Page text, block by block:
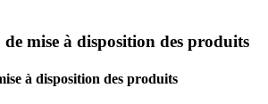
mise à disposition des produits
à disposition des produits